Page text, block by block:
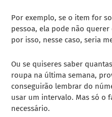
Por exemplo, se o item for
pessoa, ela pode não
por isso, nesse caso, seria
Ou se quiseres saber
roupa na última semana,
conseguirão lembrar do
usar um intervalo. Mas só o
necessário.